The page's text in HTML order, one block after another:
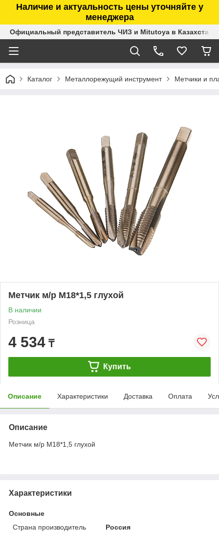
Наличие и актуальность цены уточняйте у
менеджера
Официальный представитель ЧИЗ и Mitutoya в Казахстане
Каталог Металлорежущий инструмент Метчики и
Метчик м/р М18*1,5 глухой
В наличии
Розница
4 534 ₸
Купить
Описание Характеристики Доставка Оплата
Описание
Метчик м/р М18*1,5 глухой
Характеристики
Основные
Страна производитель
Россия